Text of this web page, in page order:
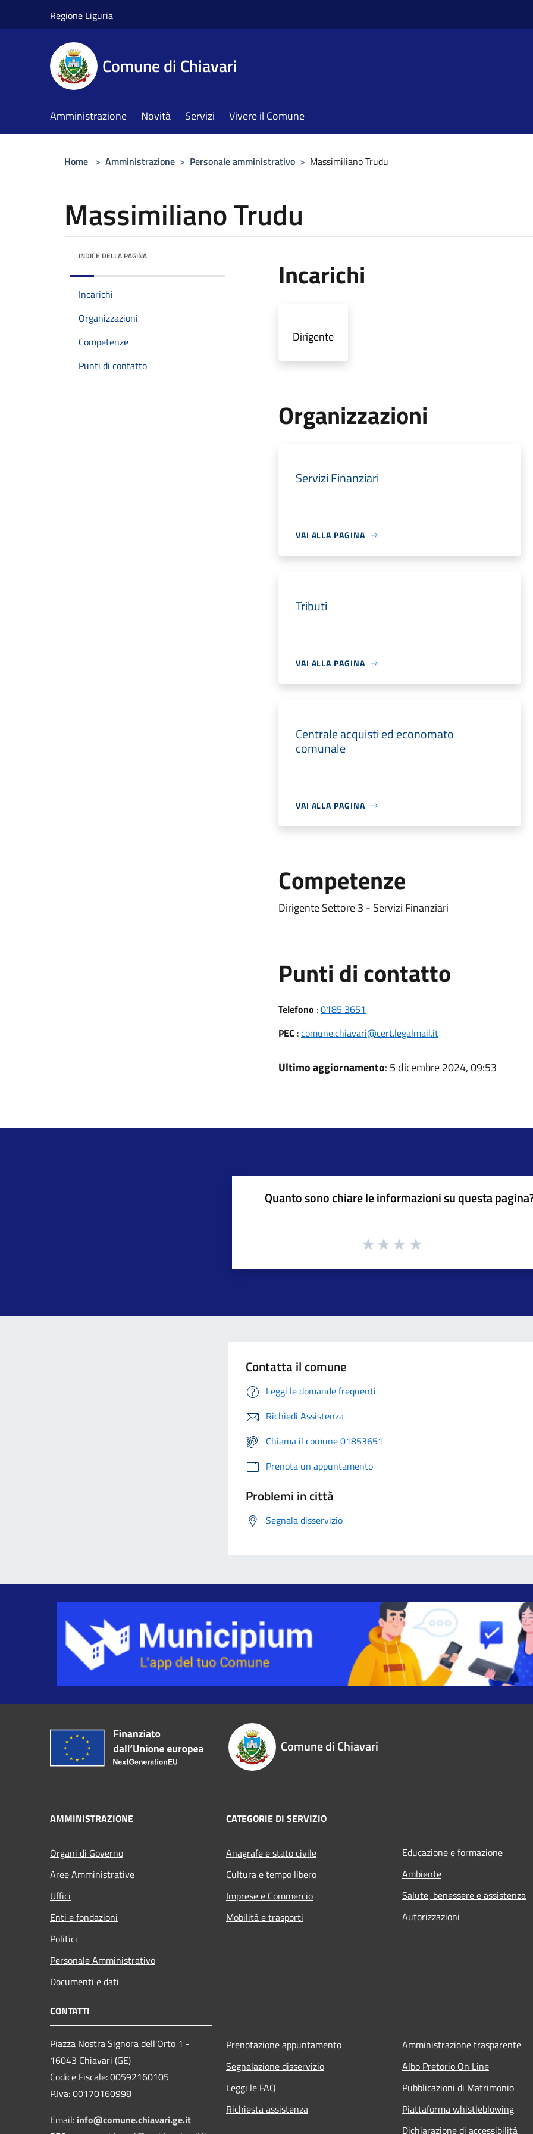
Regione Liguria
Comune di Chiavari
Amministrazione Novità Servizi Vivere il Comune
Home > Amministrazione > Personale amministrativo > Massimiliano Trudu
Massimiliano Trudu
INDICE DELLA PAGINA
Incarichi
Organizzazioni
Competenze
Punti di contatto
Incarichi
Dirigente
Organizzazioni
Servizi Finanziari
VAI ALLA PAGINA
Tributi
VAI ALLA PAGINA
Centrale acquisti ed economato
comunale
VAI ALLA PAGINA
Competenze
Dirigente Settore 3 - Servizi Finanziari
Punti di contatto
Telefono :0185 3651
PEC :comune.chiavari@cert.legalmail.it
Ultimo aggiornamento: 5 dicembre 2024, 09:53
Quanto sono chiare le informazioni su questa
Contatta il comune
Leggi le domande frequenti
Richiedi Assistenza
Chiama il comune 01853651
Prenota un appuntamento
Problemi in città
Segnala disservizio
Comune di Chiavari
AMMINISTRAZIONE
Organi di Governo
Aree Amministrative
Uffici
Enti e fondazioni
Politici
Personale Amministrativo
Documenti e dati
CATEGORIE DI SERVIZIO
Anagrafe e stato civile
Cultura e tempo libero
Imprese e Commercio
Mobilità e trasporti
Educazione e formazione
Ambiente
Salute, benessere e assistenza
Autorizzazioni
CONTATTI
Piazza Nostra Signora dell'Orto 1 -
16043 Chiavari (GE)
Codice Fiscale: 00592160105
P.Iva: 00170160998
Email: info@comune.chiavari.ge.it
Prenotazione appuntamento
Segnalazione disservizio
Leggi le FAQ
Richiesta assistenza
Amministrazione trasparente
Albo Pretorio On Line
Pubblicazioni di Matrimonio
Piattaforma whistleblowing
Dichiarazione di accessibilità